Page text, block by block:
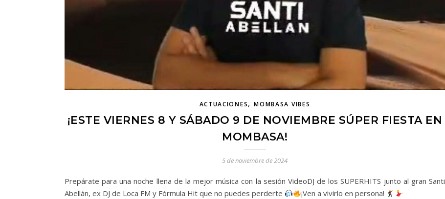
ACTUACIONES,MOMBASA VIBES
¡ESTE VIERNES 8 Y SÁBADO 9 DE NOVIEMBRE SÚPER FIESTA EN
MOMBASA!
5 de noviembre de 2024
Prepárate para una noche llena de la mejor música con la sesión VideoDJ de los SUPERHITS junto al gran Santi
Abellán, ex DJ de Loca FM y Fórmula Hit que no puedes perderte
¡Ven a vivirlo en persona!